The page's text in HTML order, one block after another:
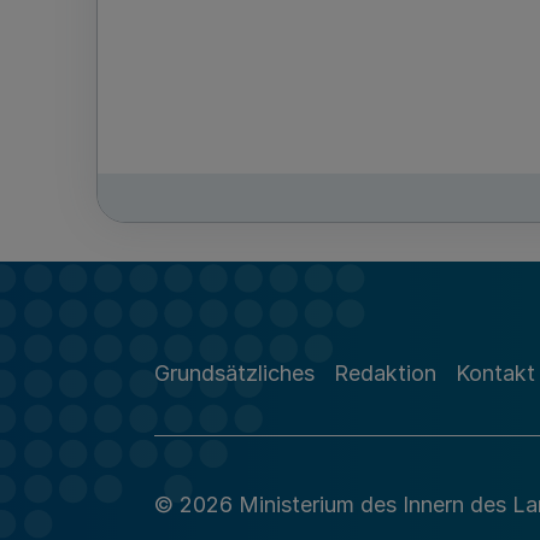
Grundsätzliches Redaktion Kontakt
© 2026 Ministerium des Innern des